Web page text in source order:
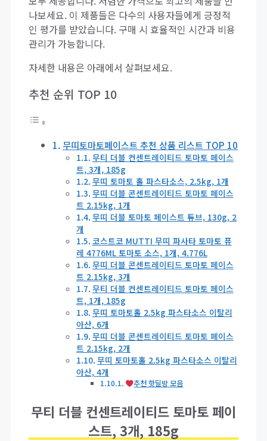
나보세요. 이 제품들은 다수의 사용자들에게 긍정적
인 평가를 받았습니다. 구매 시 효율적인 시간과 비용
관리가 가능합니다.
자세한 내용은 아래에서 살펴보세요.
추천 순위 TOP 10
무띠토마토페이스트 추천 상품 리스트 TOP 10
무티 더블 컨센트레이티드 토마토 페이스
트, 3개, 185g
무띠 토마토 홀 파스타소스, 2.5kg, 1개
무띠 더블 콘센트레이티드 토마토 페이스
트 2.15kg, 1개
무띠 더블 토마토 페이스트 튜브, 130g, 2
개
코스트코 MUTTI 무띠 파사타 토마토 퓨
레 4776ML 토마토 소스, 1개, 4.776L
무띠 더블 콘센트레이티드 토마토 페이스
트 2.15kg, 3개
무티 더블 컨센트레이티드 토마토 페이스
트, 1개, 185g
무띠 토마토홀 2.5kg 파스타소스 이탈리
아산, 6개
무띠 더블 콘센트레이티드 토마토 페이스
트 2.15kg, 2개
무띠 토마토홀 2.5kg 파스타소스 이탈리
아산, 4개
추천 핫딜방 모음
무티 더블 컨센트레이티드 토마토 페이
스트, 3개, 185g